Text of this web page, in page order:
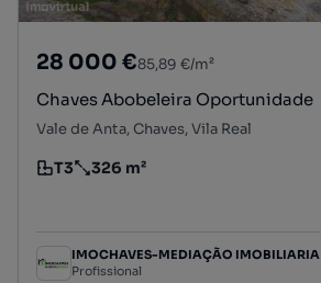
28 000 €85,89 €/m²
Chaves Abobeleira Oportunidade
Vale de Anta, Chaves, Vila Real
Tipologia
T3
Preço por metro quadrado
326 m²
IMOCHAVES-MEDIAÇÃO IMOBILIARIA
Profissional